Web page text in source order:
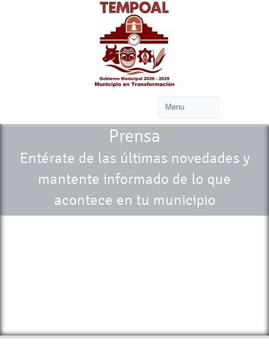
Prensa
Entérate de las últimas novedades y
mantente informado de lo que
acontece en tu municipio